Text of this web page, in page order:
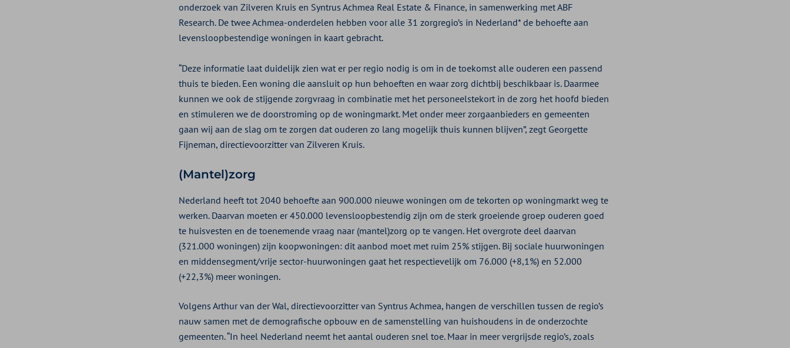
onderzoek van Zilveren Kruis en Syntrus Achmea Real Estate & Finance, in samenwerking met ABF
Research. De twee Achmea-onderdelen hebben voor alle 31 zorgregio’s in Nederland* de behoefte aan
levensloopbestendige woningen in kaart gebracht.
“Deze informatie laat duidelijk zien wat er per regio nodig is om in de toekomst alle ouderen een passend
thuis te bieden. Een woning die aansluit op hun behoeften en waar zorg dichtbij beschikbaar is. Daarmee
kunnen we ook de stijgende zorgvraag in combinatie met het personeelstekort in de zorg het hoofd bieden
en stimuleren we de doorstroming op de woningmarkt. Met onder meer zorgaanbieders en gemeenten
gaan wij aan de slag om te zorgen dat ouderen zo lang mogelijk thuis kunnen blijven”, zegt Georgette
Fijneman, directievoorzitter van Zilveren Kruis.
(Mantel)zorg
Nederland heeft tot 2040 behoefte aan 900.000 nieuwe woningen om de tekorten op woningmarkt weg te
werken. Daarvan moeten er 450.000 levensloopbestendig zijn om de sterk groeiende groep ouderen goed
te huisvesten en de toenemende vraag naar (mantel)zorg op te vangen. Het overgrote deel daarvan
(321.000 woningen) zijn koopwoningen: dit aanbod moet met ruim 25% stijgen. Bij sociale huurwoningen
en middensegment/vrije sector-huurwoningen gaat het respectievelijk om 76.000 (+8,1%) en 52.000
(+22,3%) meer woningen.
Volgens Arthur van der Wal, directievoorzitter van Syntrus Achmea, hangen de verschillen tussen de regio’s
nauw samen met de demografische opbouw en de samenstelling van huishoudens in de onderzochte
gemeenten. “In heel Nederland neemt het aantal ouderen snel toe. Maar in meer vergrijsde regio’s, zoals